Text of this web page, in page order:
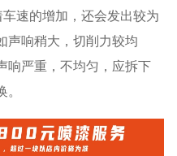
车速的增加，还会发出较为
声响稍大，切削力较均
响严重，不均匀，应拆下